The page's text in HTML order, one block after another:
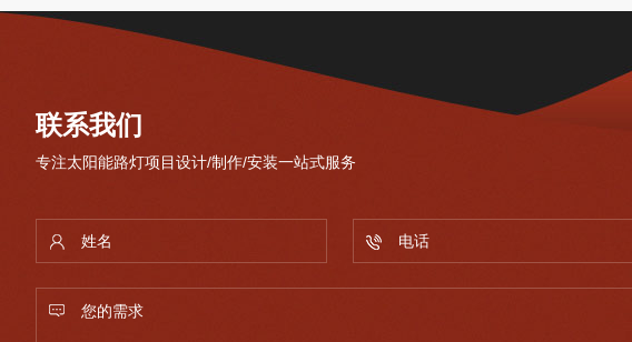
联系我们
专注太阳能路灯项目设计/制作/安装一站式服务